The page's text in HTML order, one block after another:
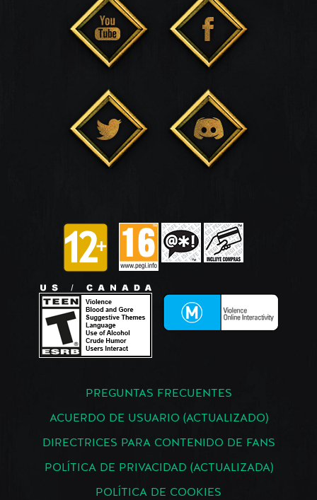
PREGUNTAS FRECUENTES
ACUERDO DE USUARIO (ACTUALIZADO)
DIRECTRICES PARA CONTENIDO DE FANS
POLÍTICA DE PRIVACIDAD (ACTUALIZADA)
POLÍTICA DE COOKIES